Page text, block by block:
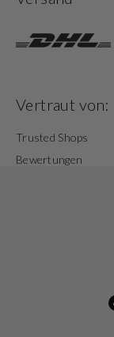
Vertraut von:
Trusted Shops
Bewertungen